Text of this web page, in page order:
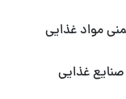
مواد غذایی